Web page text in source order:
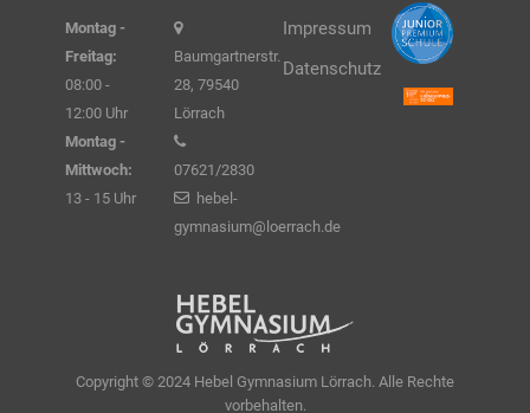
Montag -
Freitag:
08:00 -
12:00 Uhr
Montag -
Mittwoch:
13 - 15 Uhr
Baumgartnerstr.
28, 79540
Lörrach
07621/2830
hebel-
gymnasium@loerrach.de
Impressum
Datenschutz
Copyright © 2024 Hebel Gymnasium Lörrach. Alle Rechte
vorbehalten.